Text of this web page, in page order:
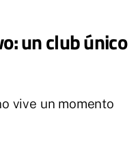
un club único
vive un momento